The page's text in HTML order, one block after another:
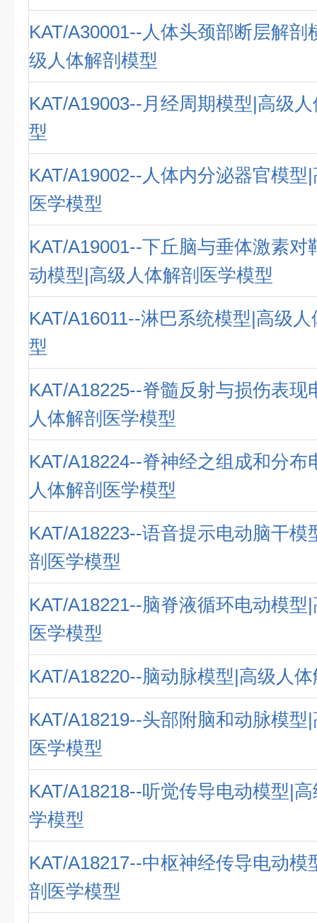
KAT/A30001--人体头颈部断层解剖
级人体解剖模型
KAT/A19003--月经周期模型|高级
型
KAT/A19002--人体内分泌器官模型
医学模型
KAT/A19001--下丘脑与垂体激素对
动模型|高级人体解剖医学模型
KAT/A16011--淋巴系统模型|高级
型
KAT/A18225--脊髓反射与损伤表现
人体解剖医学模型
KAT/A18224--脊神经之组成和分布
人体解剖医学模型
KAT/A18223--语音提示电动脑干模
剖医学模型
KAT/A18221--脑脊液循环电动模型
医学模型
KAT/A18220--脑动脉模型|高级人
KAT/A18219--头部附脑和动脉模型
医学模型
KAT/A18218--听觉传导电动模型|
学模型
KAT/A18217--中枢神经传导电动模
剖医学模型